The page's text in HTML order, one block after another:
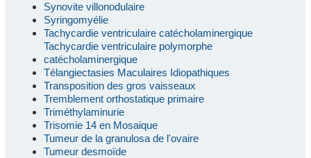
Synovite villonodulaire
Syringomyélie
Tachycardie ventriculaire catécholaminergique
Tachycardie ventriculaire polymorphe
catécholaminergique
Télangiectasies Maculaires Idiopathiques
Transposition des gros vaisseaux
Tremblement orthostatique primaire
Triméthylaminurie
Trisomie 14 en Mosaique
Tumeur de la granulosa de l'ovaire
Tumeur desmoïde